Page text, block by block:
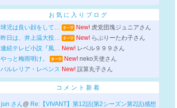
お気に入りブログ
球児は良い顔をして…
New! 虎党団塊ジュニアさん
昨日は、井上温大投…
New! らぶりーたわ子さん
連続テレビ小説『風… New! レベル９９９さん
やっと梅雨明け。
New! neko天使さん
バルレリア・レペンス New! 誤算丸子さん
コメント新着
jun さん@ Re:【VIVANT】第12話(第2シーズン第2話)感想